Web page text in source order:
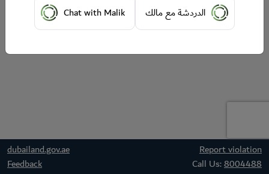
dubailand.gov.ae
Report violation
Feedback
Call Us:8004488
Chat with Malik
الدردشة مع مالك